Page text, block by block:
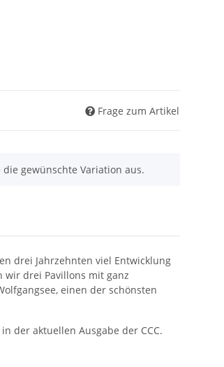
Frage zum Artikel
gewünschte Variation aus.
drei Jahrzehnten viel Entwicklung
wir drei Pavillons mit ganz
einen der schönsten
der aktuellen Ausgabe der CCC.